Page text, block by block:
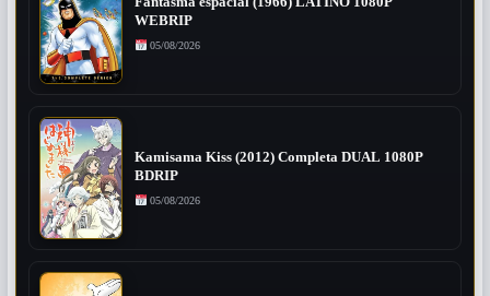
WEBRIP
05/08/2026
Kamisama Kiss (2012) Completa DUAL 1080P
BDRIP
05/08/2026